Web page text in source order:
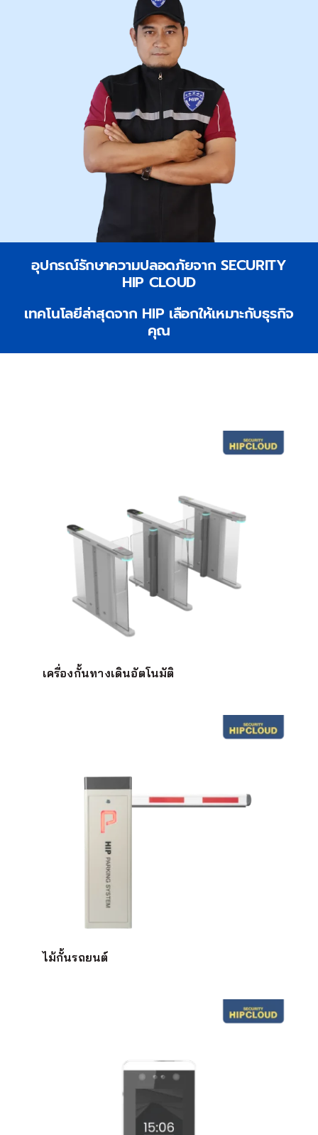
อุปกรณ์รักษาความปลอดภัยจาก SECURITY
HIP CLOUD
เทคโนโลยีล่าสุดจาก HIP เลือกให้เหมาะกับธุรกิจ
คุณ
เครื่องกั้นทางเดินอัตโนมัติ
ไม้กั้นรถยนต์